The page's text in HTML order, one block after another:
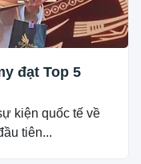
đạt Top 5
kiện quốc tế về
tiên...